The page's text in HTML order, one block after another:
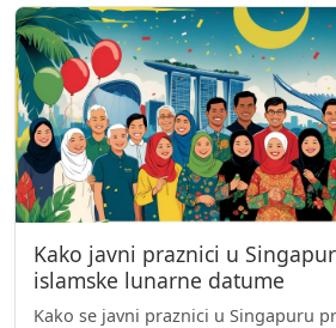
Kako javni praznici u
islamske lunarne datume
Kako se javni praznici u Singapuru